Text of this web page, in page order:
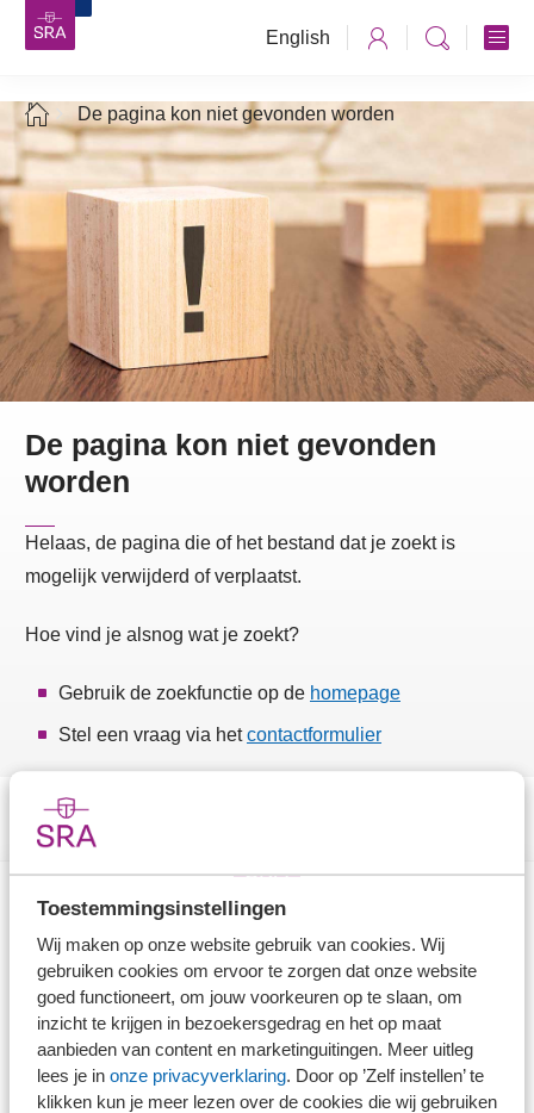
Toestemmingsinstellingen
Wij maken op onze website gebruik van cookies. Wij
gebruiken cookies om ervoor te zorgen dat onze website
goed functioneert, om jouw voorkeuren op te slaan, om
inzicht te krijgen in bezoekersgedrag en het op maat
aanbieden van content en marketinguitingen. Meer uitleg
lees je in onze privacyverklaring. Door op ’Zelf instellen’ te
klikken kun je meer lezen over de cookies die wij gebruiken
English
De pagina kon niet gevonden worden
De pagina kon niet gevonden
worden
Helaas, de pagina die of het bestand dat je zoekt is
mogelijk verwijderd of verplaatst.
Hoe vind je alsnog wat je zoekt?
Gebruik de zoekfunctie op de homepage
Stel een vraag via hetcontactformulier
Stel je vaktechnische vraag
Branche in Zicht
Dossiers
Kantoorvinder